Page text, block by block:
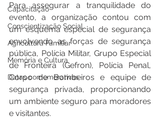
Capacitação
Conscientização Social
Agricultura Familiar
Memória e Cultura
Datas comemorativas
Para assegurar a tranquilidade do
evento, a organização contou com
um esquema especial de segurança
envolvendo as forças de segurança
pública, Polícia Militar, Grupo Especial
de Fronteira (Gefron), Polícia Penal,
Corpo de Bombeiros e equipe de
segurança privada, proporcionando
um ambiente seguro para moradores
e visitantes.